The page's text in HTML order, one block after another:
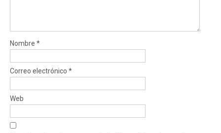
Nombre *
Correo electrónico *
Web